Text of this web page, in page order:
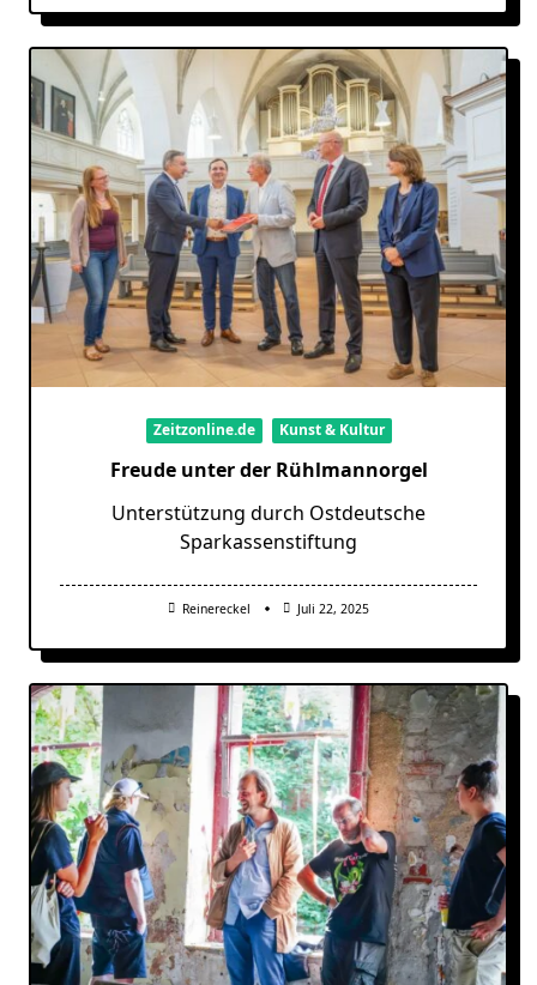
Zeitzonline.de Kunst & Kultur
Freude unter der Rühlmannorgel
Unterstützung durch Ostdeutsche
Sparkassenstiftung
Reinereckel Juli 22, 2025